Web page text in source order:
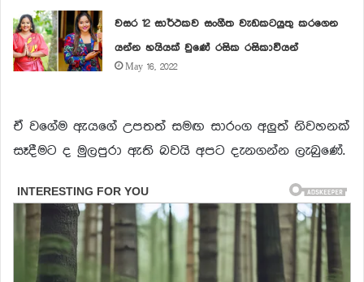
වසර 12 සාර්ථකව සංගීත වැඩකටයුතු කරගෙන
යන්න හයියක් වුණේ රසික රසිකාවියන්
May 16, 2022
ඒ වගේම ඇයගේ උපතත් සමඟ සාරංග අලුත් නිවහනක්
සෑදීමට ද මුලපුරා ඇති බවයි අපට දැනගන්න ලැබුණේ.